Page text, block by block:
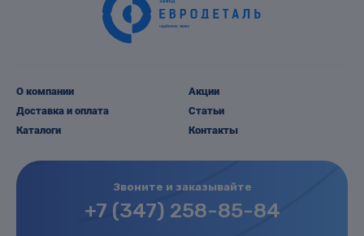
О компании
Доставка и оплата
Каталоги
Акции
Статьи
Контакты
Звоните и заказывайте
+7 (347) 258-85-84